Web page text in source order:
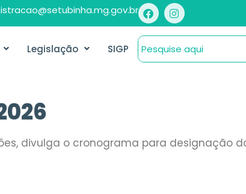
Legislação SIGP
divulga o cronograma para designação